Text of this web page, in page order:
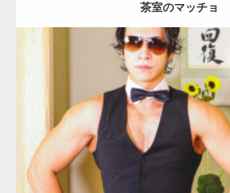
茶室のマッチョ
Update: 2021.07.8
Category:茶会のマッチョ その他
ダウンロード